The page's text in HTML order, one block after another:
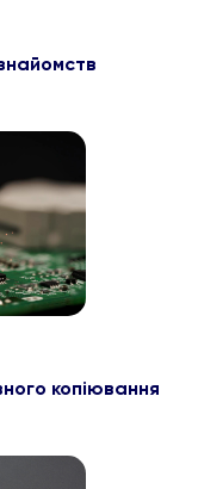
копіювання